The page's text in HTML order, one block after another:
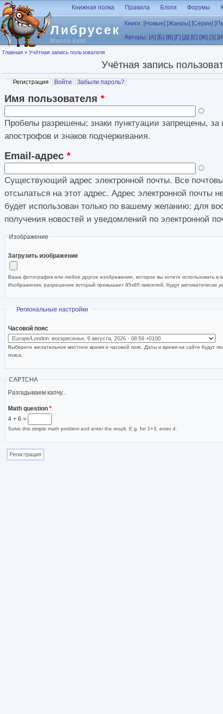
Перейти к основному содержанию
Либрусек
Много книг
Книжная полка Правила Блоги Форумы
Книги: [Новые] [Жанры] [Серии]
Авторы: [А] [Б] [В] [Г] [Д] [Е] [Ж] [З]
Вы здесь
Главная » Учётная запись пользователя
Учётная запись
Главные вкладки
Регистрация (активная вкладка)
Войти Забыли пароль?
Имя пользователя *
Пробелы разрешены; знаки пунктуации запрещены, за
апострофов и знаков подчеркивания.
Email-адрес *
Существующий адрес электронной почты. Все
отсылаться на этот адрес. Адрес электронной почты
будет использован только по вашему желанию: для
получения новостей и уведомлений по электронной
Изображение
Загрузить изображение
Ваша фотография или любое другое изображение, которое вы хотите использовать в
Изображения, разрешение который превышает 85x85 пикселей, будут автоматически
Скрыть
Региональные настройки
Часовой пояс
Выберите желательное местное время и часовой пояс. Даты и время на сайте будут
пояса.
CAPTCHA
Разгадываем капчу...
Math question *
4 + 6 =
Solve this simple math problem and enter the result. E.g. for 1+3, enter 4.